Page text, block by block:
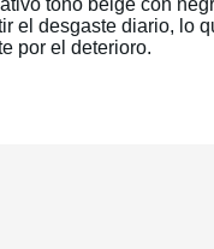
el desgaste diario, lo
por el deterioro.